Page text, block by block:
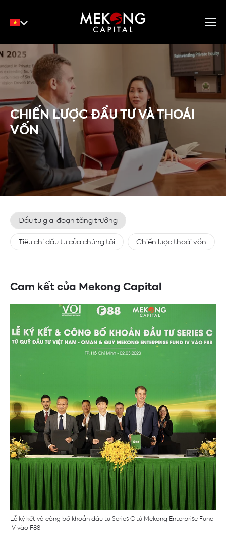
English
Tiếng Việt
中文
CHIẾN LƯỢC ĐẦU TƯ VÀ THOÁI
VỐN
Đầu tư giai đoạn tăng trưởng
Tiêu chí đầu tư của chúng tôi
Chiến lược thoái vốn
Cam kết của Mekong Capital
Lễ ký kết và công bố khoản đầu tư Series C từ Mekong Enterprise Fund
IV vào F88